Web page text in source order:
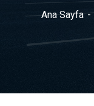
Ana Sayfa